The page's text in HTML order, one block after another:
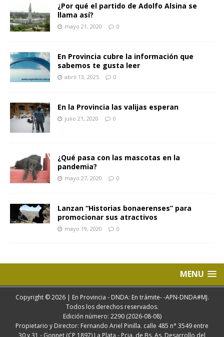
¿Por qué el partido de Adolfo Alsina se
llama así?
mayo 21, 2020 0
En Provincia cubre la información que
sabemos te gusta leer
abril 13, 2025 0
En la Provincia las valijas esperan
julio 21, 2020 0
¿Qué pasa con las mascotas en la
pandemia?
mayo 27, 2020 0
Lanzan “Historias bonaerenses” para
promocionar sus atractivos
mayo 19, 2020 0
MENU
Copyright © 2026 | En Provincia - DNDA: En trámite- -APN-DNDA#MJ.
Todos los derechos reservados.
Edición número: 2290 (2026-08-08)
Propietario y Director: Fernando Ariel Pinilla. calle 485 n° 3549 entre
30 y 31 - Gonnet (CP 1897) La Plata - Pcia. de Bs. As. Desarrollo del